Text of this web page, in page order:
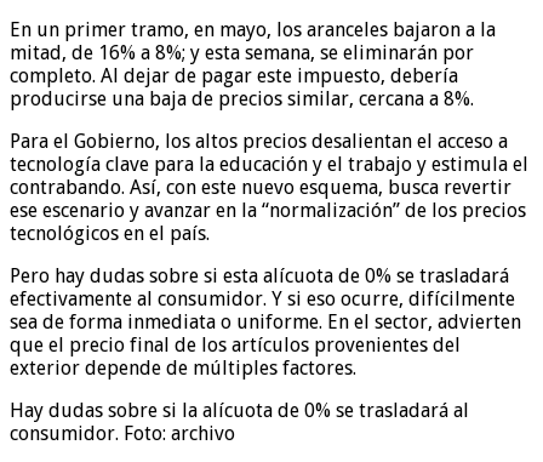
En un primer tramo, en mayo, los aranceles bajaron a la
mitad, de 16% a 8%; y esta semana, se eliminarán por
completo. Al dejar de pagar este impuesto, debería
producirse una baja de precios similar, cercana a 8%.
Para el Gobierno, los altos precios desalientan el acceso a
tecnología clave para la educación y el trabajo y estimula el
contrabando. Así, con este nuevo esquema, busca revertir
ese escenario y avanzar en la “normalización” de los precios
tecnológicos en el país.
Pero hay dudas sobre si esta alícuota de 0% se trasladará
efectivamente al consumidor. Y si eso ocurre, difícilmente
sea de forma inmediata o uniforme. En el sector, advierten
que el precio final de los artículos provenientes del
exterior depende de múltiples factores.
Hay dudas sobre si la alícuota de 0% se trasladará al
consumidor. Foto: archivo